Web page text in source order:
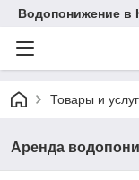
Водопонижение в
Товары и
Аренда